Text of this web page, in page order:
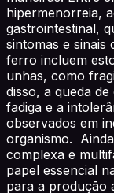
hipermenorreia,
gastrointestinal,
sintomas e sinais
ferro incluem
unhas, como
disso, a queda
fadiga e a
observados em
organismo.
complexa e
papel essencial
para a produção